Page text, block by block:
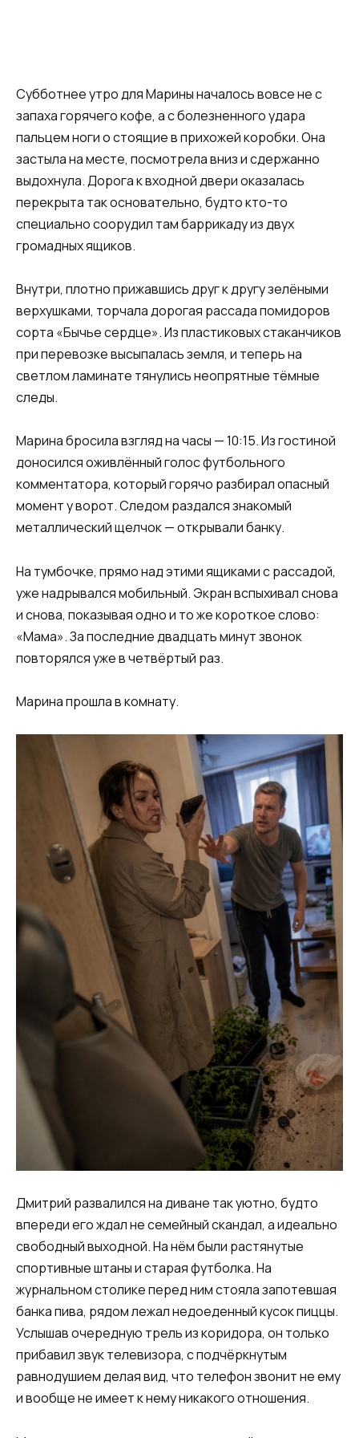
Субботнее утро для Марины началось вовсе не с
запаха горячего кофе, а с болезненного удара
пальцем ноги о стоящие в прихожей коробки. Она
застыла на месте, посмотрела вниз и сдержанно
выдохнула. Дорога к входной двери оказалась
перекрыта так основательно, будто кто-то
специально соорудил там баррикаду из двух
громадных ящиков.
Внутри, плотно прижавшись друг к другу зелёными
верхушками, торчала дорогая рассада помидоров
сорта «Бычье сердце». Из пластиковых стаканчиков
при перевозке высыпалась земля, и теперь на
светлом ламинате тянулись неопрятные тёмные
следы.
Марина бросила взгляд на часы — 10:15. Из гостиной
доносился оживлённый голос футбольного
комментатора, который горячо разбирал опасный
момент у ворот. Следом раздался знакомый
металлический щелчок — открывали банку.
На тумбочке, прямо над этими ящиками с рассадой,
уже надрывался мобильный. Экран вспыхивал снова
и снова, показывая одно и то же короткое слово:
«Мама». За последние двадцать минут звонок
повторялся уже в четвёртый раз.
Марина прошла в комнату.
Дмитрий развалился на диване так уютно, будто
впереди его ждал не семейный скандал, а идеально
свободный выходной. На нём были растянутые
спортивные штаны и старая футболка. На
журнальном столике перед ним стояла запотевшая
банка пива, рядом лежал недоеденный кусок пиццы.
Услышав очередную трель из коридора, он только
прибавил звук телевизора, с подчёркнутым
равнодушием делая вид, что телефон звонит не ему
и вообще не имеет к нему никакого отношения.